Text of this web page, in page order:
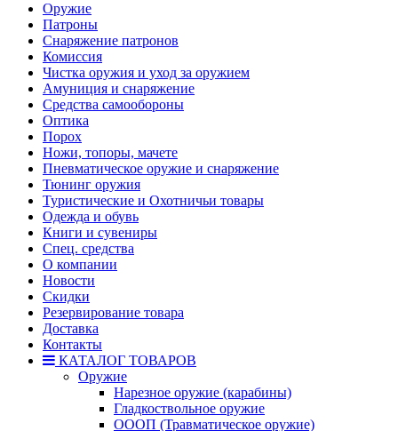
Оружие
Патроны
Снаряжение патронов
Комиссия
Чистка оружия и уход за оружием
Амуниция и снаряжение
Средства самообороны
Оптика
Порох
Ножи, топоры, мачете
Пневматическое оружие и снаряжение
Тюнинг оружия
Туристические и Охотничьи товары
Одежда и обувь
Книги и сувениры
Спец. средства
О компании
Новости
Скидки
Резервирование товара
Доставка
Контакты
КАТАЛОГ ТОВАРОВ
Оружие
Нарезное оружие (карабины)
Гладкоствольное оружие
ОООП (Травматическое оружие)